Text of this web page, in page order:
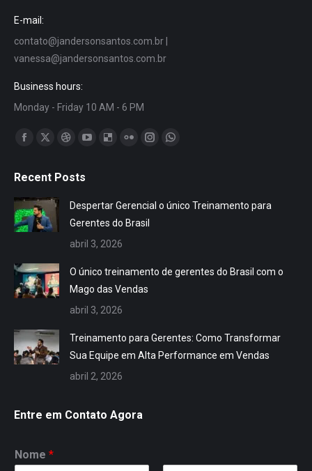
E-mail:
contato@jandersonsantos.com.br|
vanessa@jandersonsantos.com.br
Business hours:
Monday - Friday 10 AM - 6 PM
Encontre-nos em:
Facebook
opens
in
new
opens
in
new
Dribbble
opens
in
new
new
Delicious
new
Flickr
new
Instagram
in
Whatsapp
in
Recent Posts
Despertar Gerencial o único Treinamento para
Gerentes do Brasil
abril 3, 2026
O único treinamento de gerentes do Brasil com o
Mago das Vendas
abril 3, 2026
Treinamento para Gerentes: Como Transformar
Sua Equipe em Alta Performance em Vendas
abril 2, 2026
Entre em Contato Agora
Nome *